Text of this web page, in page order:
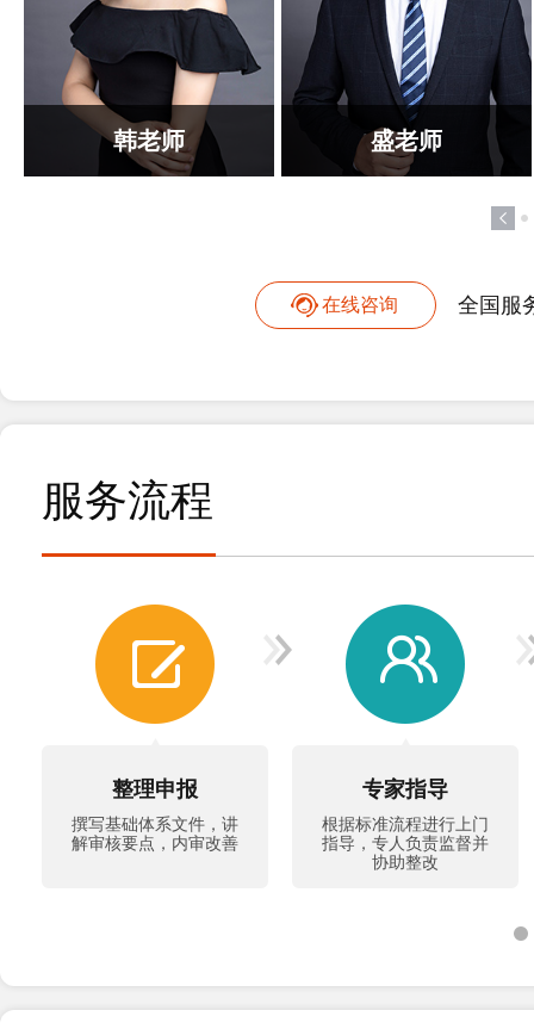
韩老师 盛老师
在线咨询 全国服
服务流程
整理申报
撰写基础体系文件，讲
解审核要点，内审改善
专家指导
根据标准流程进行上门
指导，专人负责监督并
协助整改